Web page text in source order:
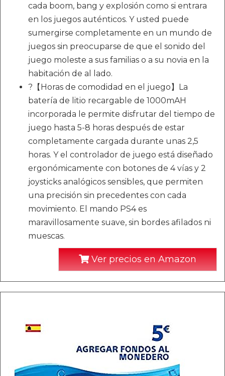
cada boom, bang y explosión como si entrara
en los juegos auténticos. Y usted puede
sumergirse completamente en un mundo de
juegos sin preocuparse de que el sonido del
juego moleste a sus familias o a su novia en la
habitación de al lado.
?【Horas de comodidad en el juego】La
batería de litio recargable de 1000mAH
incorporada le permite disfrutar del tiempo de
juego hasta 5-8 horas después de estar
completamente cargada durante unas 2,5
horas. Y el controlador de juego está diseñado
ergonómicamente con botones de 4 vías y 2
joysticks analógicos sensibles, que permiten
una precisión sin precedentes con cada
movimiento. El mando PS4 es
maravillosamente suave, sin bordes afilados ni
muescas.
Ver precios en Amazon